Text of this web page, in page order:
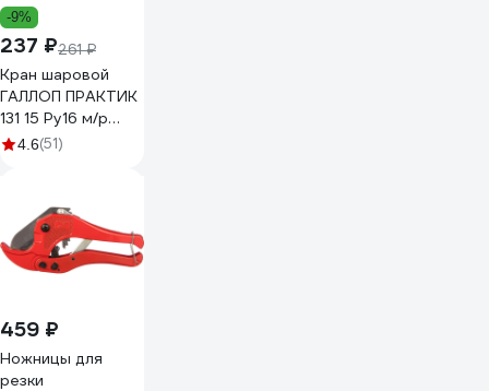
-9%
237 ₽261 ₽
Кран шаровой
ГАЛЛОП ПРАКТИК
131 15 Ру16 м/р
бабочка, латунь
4.6(51)
459 ₽
Ножницы для
резки